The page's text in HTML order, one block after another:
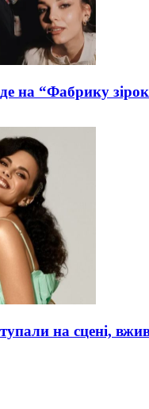
на “Фабрику
на сцені,